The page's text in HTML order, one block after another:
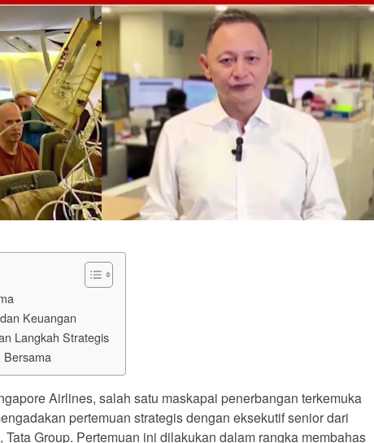
Keuangan
Langkah Strategis
Bersama
Airlines, salah satu maskapai penerbangan terkemuka
pertemuan strategis dengan eksekutif senior dari
Group. Pertemuan ini dilakukan dalam rangka membahas